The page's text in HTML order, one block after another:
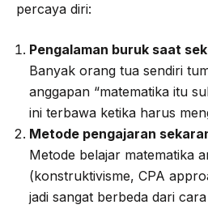
percaya diri:
Pengalaman buruk saat
Banyak orang tua sendiri
anggapan “matematika itu
ini terbawa ketika harus
Metode pengajaran
Metode belajar matematika
(konstruktivisme, CPA
jadi sangat berbeda dari